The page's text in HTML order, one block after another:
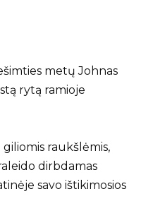
metų Johnas
rytą ramioje
giliomis raukšlėmis,
dirbdamas
savo ištikimosios